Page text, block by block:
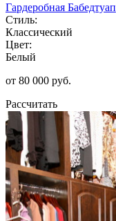
Гардеробная Бабедтуап
Стиль:
Классический
Цвет:
Белый
от 80 000 руб.
Рассчитать